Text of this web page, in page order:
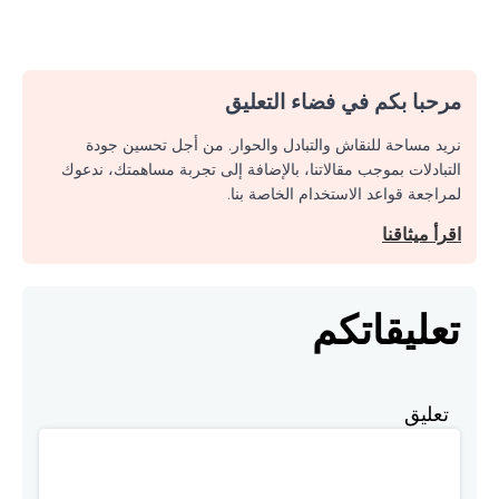
مرحبا بكم في فضاء التعليق
نريد مساحة للنقاش والتبادل والحوار. من أجل تحسين جودة
التبادلات بموجب مقالاتنا، بالإضافة إلى تجربة مساهمتك، ندعوك
لمراجعة قواعد الاستخدام الخاصة بنا.
اقرأ ميثاقنا
تعليقاتكم
تعليق